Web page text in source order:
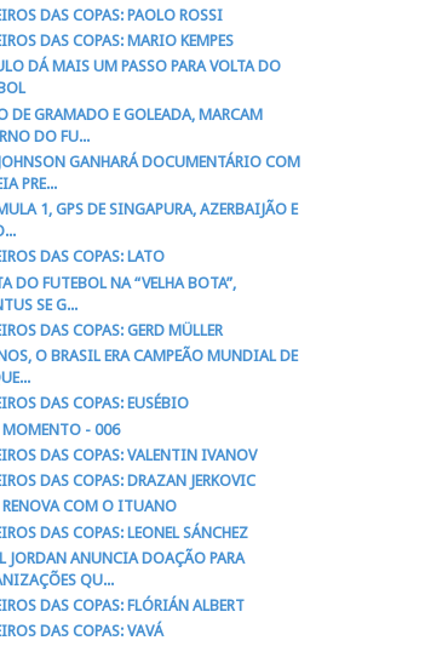
DAS COPAS: PAOLO ROSSI
DAS COPAS: MARIO KEMPES
DÁ MAIS UM PASSO PARA VOLTA DO
DE GRAMADO E GOLEADA, MARCAM
DO FU...
GANHARÁ DOCUMENTÁRIO COM
PRE...
1, GPS DE SINGAPURA, AZERBAIJÃO E
DAS COPAS: LATO
DO FUTEBOL NA “VELHA BOTA”,
SE G...
DAS COPAS: GERD MÜLLER
O BRASIL ERA CAMPEÃO MUNDIAL DE
DAS COPAS: EUSÉBIO
MOMENTO - 006
DAS COPAS: VALENTIN IVANOV
DAS COPAS: DRAZAN JERKOVIC
COM O ITUANO
DAS COPAS: LEONEL SÁNCHEZ
JORDAN ANUNCIA DOAÇÃO PARA
QU...
DAS COPAS: FLÓRIÁN ALBERT
DAS COPAS: VAVÁ